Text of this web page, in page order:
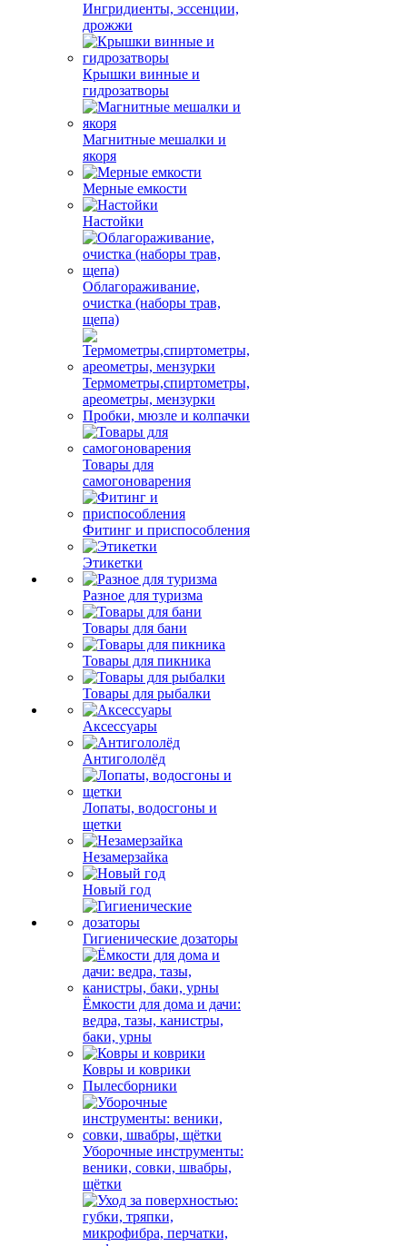
Ингридиенты, эссенции,
дрожжи
Крышки винные и
гидрозатворы
Магнитные мешалки и
якоря
Мерные емкости
Настойки
Облагораживание,
очистка (наборы трав,
щепа)
Термометры,спиртометры,
ареометры, мензурки
Пробки, мюзле и колпачки
Товары для
самогоноварения
Фитинг и приспособления
Этикетки
Разное для туризма
Товары для бани
Товары для пикника
Товары для рыбалки
Аксессуары
Антигололёд
Лопаты, водосгоны и
щетки
Незамерзайка
Новый год
Гигиенические дозаторы
Ёмкости для дома и дачи:
ведра, тазы, канистры,
баки, урны
Ковры и коврики
Пылесборники
Уборочные инструменты:
веники, совки, швабры,
щётки